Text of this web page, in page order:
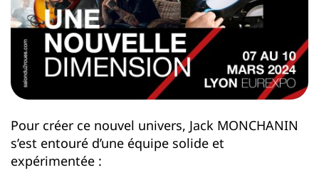
Pour créer ce nouvel univers, Jack MONCHANIN
s’est entouré d’une équipe solide et
expérimentée :